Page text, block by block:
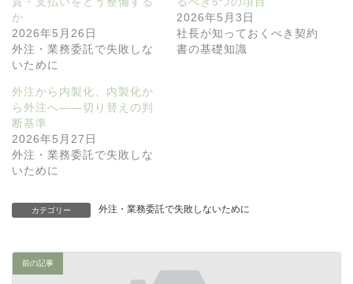
か
2026年5月26日
外注・業務委託で失敗しな
いために
2026年5月3日
社長が知っておくべき契約
書の基礎知識
外注から内製化、内製化か
ら外注へ——切り替えの判
断基準
2026年5月27日
外注・業務委託で失敗しな
いために
カテゴリー 外注・業務委託で失敗しないために
前の記事